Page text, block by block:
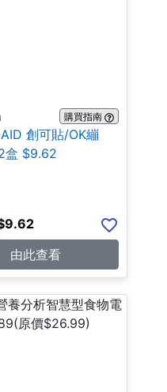
購買指南
創可貼/OK繃
盒 $9.62
9.62
由此查看